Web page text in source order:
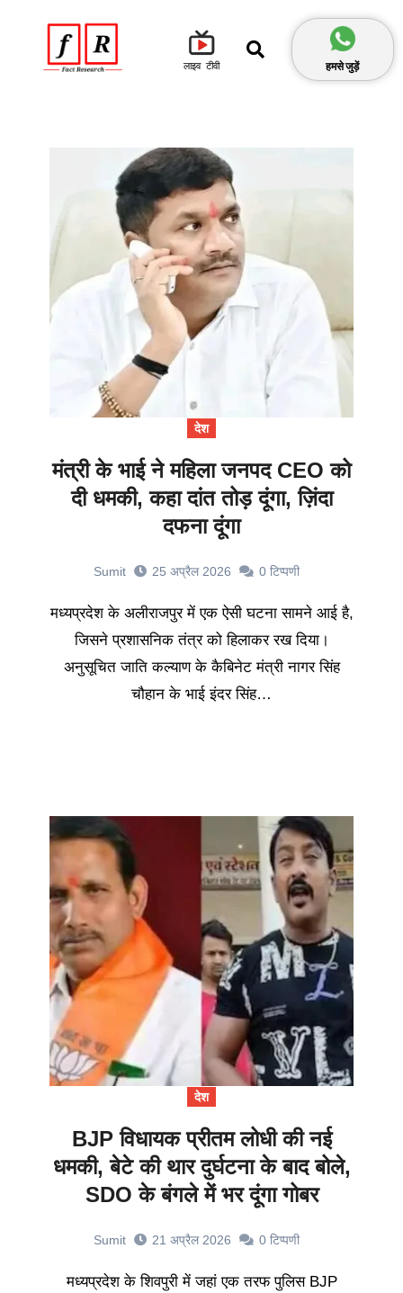
लाइव टीवी हमसे जुड़ें
देश
मंत्री के भाई ने महिला जनपद CEO को
दी धमकी, कहा दांत तोड़ दूंगा, ज़िंदा
दफना दूंगा
Sumit 25 अप्रैल 2026 0 टिप्पणी
मध्यप्रदेश के अलीराजपुर में एक ऐसी घटना सामने आई है,
जिसने प्रशासनिक तंत्र को हिलाकर रख दिया।
अनुसूचित जाति कल्याण के कैबिनेट मंत्री नागर सिंह
चौहान के भाई इंदर सिंह…
देश
BJP विधायक प्रीतम लोधी की नई
धमकी, बेटे की थार दुर्घटना के बाद बोले,
SDO के बंगले में भर दूंगा गोबर
Sumit 21 अप्रैल 2026 0 टिप्पणी
मध्यप्रदेश के शिवपुरी में जहां एक तरफ पुलिस BJP